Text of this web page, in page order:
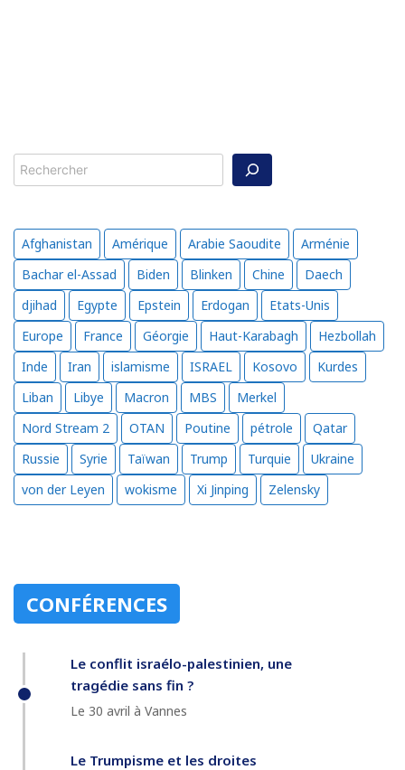
Rechercher
Afghanistan Amérique Arabie Saoudite
Arménie
Bachar el-Assad
Biden Blinken Chine
Daech
djihad
Egypte Epstein Erdogan
Etats-Unis
Europe
France Géorgie Haut-Karabagh
Hezbollah
Inde
Iran islamisme ISRAEL Kosovo
Kurdes
Liban
Libye Macron MBS
Merkel
Nord Stream 2
OTAN Poutine pétrole
Qatar
Russie
Syrie Taïwan Trump Turquie
Ukraine
von der Leyen
wokisme Xi Jinping Zelensky
CONFÉRENCES
Le conflit israélo-palestinien, une
tragédie sans fin ?
Le 30 avril à Vannes
Le Trumpisme et les droites